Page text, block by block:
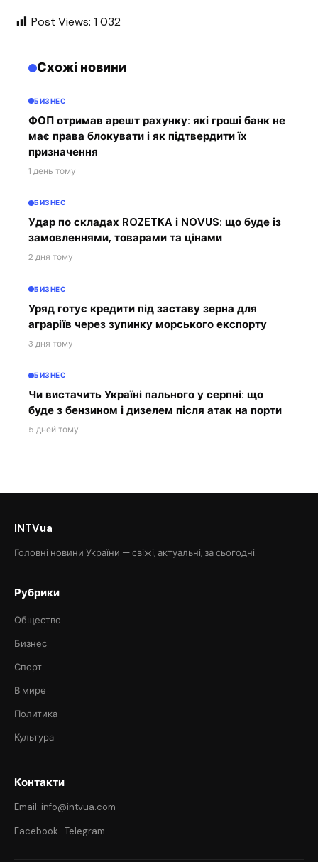
Post Views: 1 032
Схожі новини
БИЗНЕС
ФОП отримав арешт рахунку: які гроші банк не
має права блокувати і як підтвердити їх
призначення
1 день тому
БИЗНЕС
Удар по складах ROZETKA і NOVUS: що буде із
замовленнями, товарами та цінами
2 дня тому
БИЗНЕС
Уряд готує кредити під заставу зерна для
аграріїв через зупинку морського експорту
3 дня тому
БИЗНЕС
Чи вистачить Україні пального у серпні: що
буде з бензином і дизелем після атак на порти
5 дней тому
INTVua
Головні новини України — свіжі, актуальні, за сьогодні.
Рубрики
Общество
Бизнес
Спорт
В мире
Политика
Культура
Контакти
Email: info@intvua.com
Facebook · Telegram